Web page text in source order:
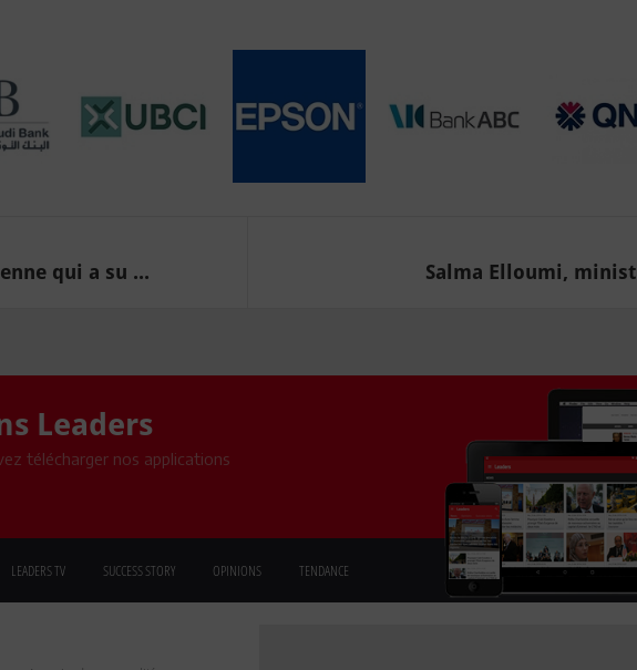
qui a su ... Salma Elloumi,
Leaders
télécharger nos applications
LEADERS TV SUCCESS STORY OPINIONS TENDANCE